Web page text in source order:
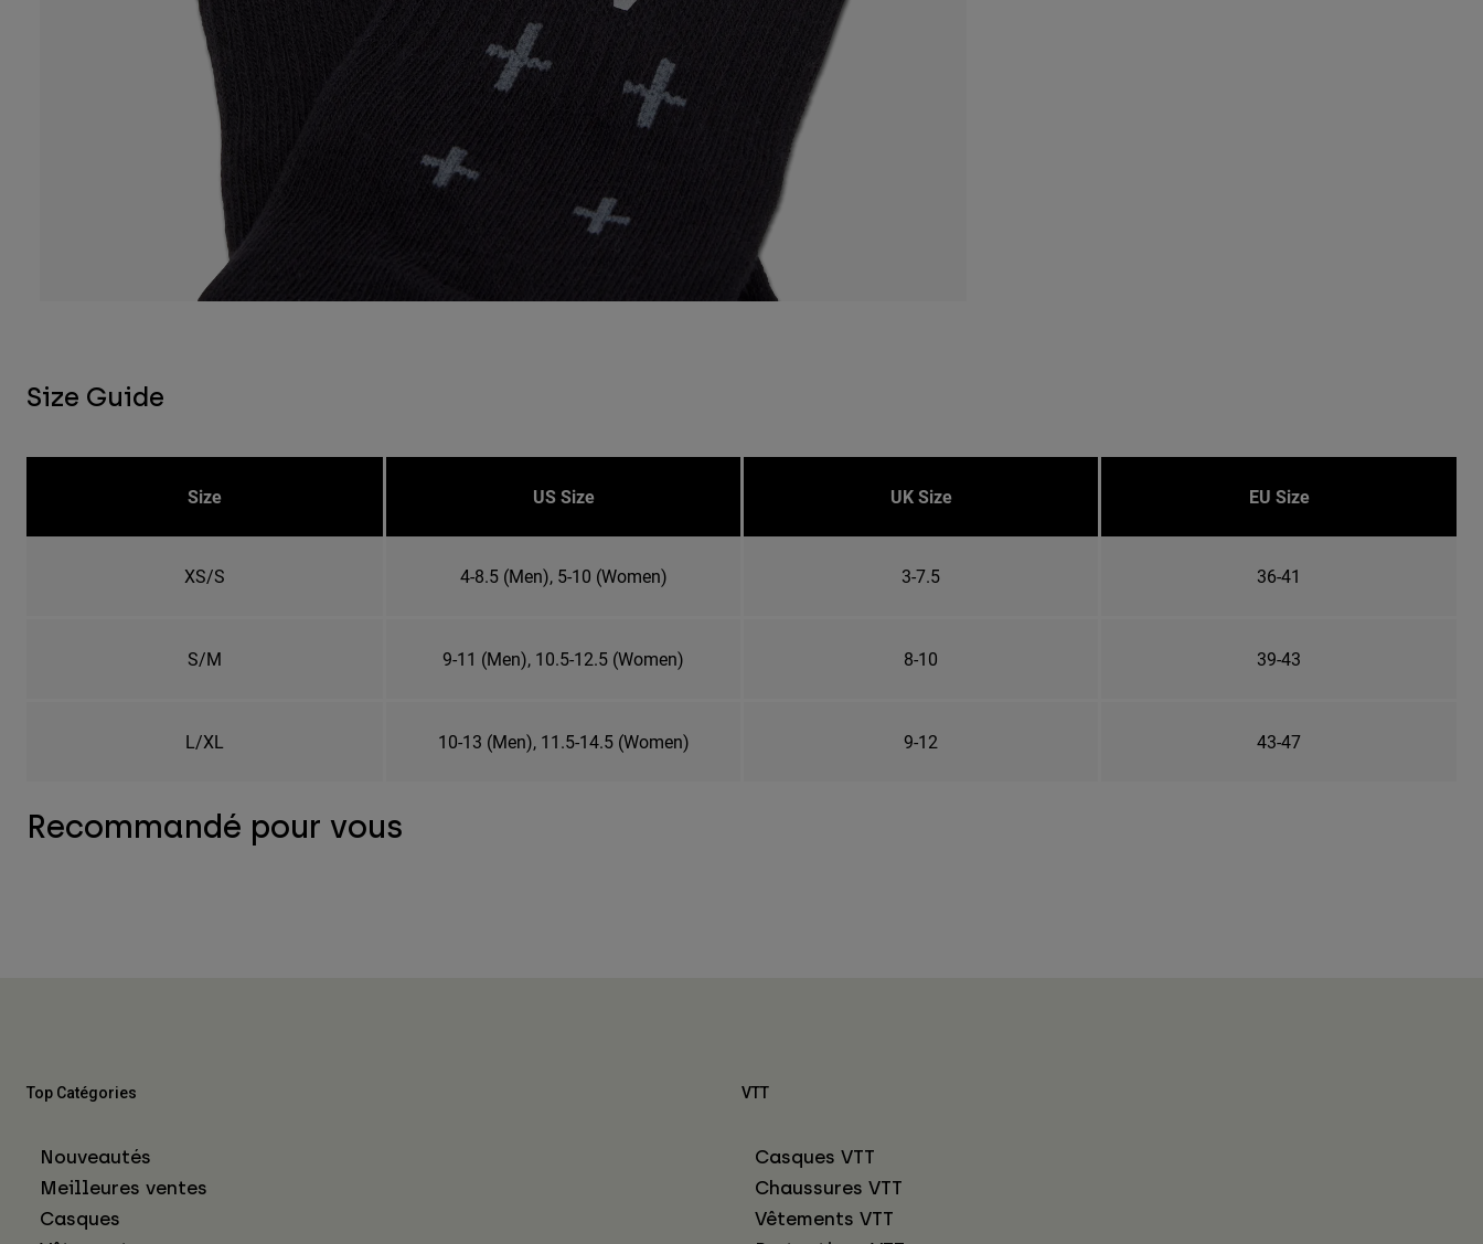
Size Guide
Size US Size UK Size EU Size
XS/S 4-8.5 (Men), 5-10 (Women) 3-7.5 36-41
S/M 9-11 (Men), 10.5-12.5 (Women) 8-10 39-43
L/XL 10-13 (Men), 11.5-14.5 (Women) 9-12 43-47
Recommandé pour vous
Top Catégories
Nouveautés
Meilleures ventes
Casques
VTT
Casques VTT
Chaussures VTT
Vêtements VTT